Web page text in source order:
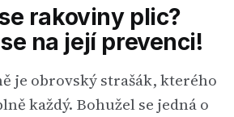
rakoviny plic?
na její prevenci!
je obrovský strašák, kterého
každý. Bohužel se jedná o